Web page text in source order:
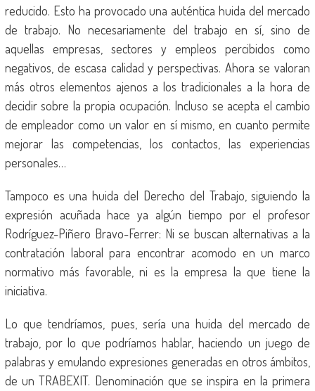
reducido. Esto ha provocado una auténtica huida del mercado
de trabajo. No necesariamente del trabajo en sí, sino de
aquellas empresas, sectores y empleos percibidos como
negativos, de escasa calidad y perspectivas. Ahora se valoran
más otros elementos ajenos a los tradicionales a la hora de
decidir sobre la propia ocupación. Incluso se acepta el cambio
de empleador como un valor en sí mismo, en cuanto permite
mejorar las competencias, los contactos, las experiencias
personales…
Tampoco es una huida del Derecho del Trabajo, siguiendo la
expresión acuñada hace ya algún tiempo por el profesor
Rodríguez-Piñero Bravo-Ferrer: Ni se buscan alternativas a la
contratación laboral para encontrar acomodo en un marco
normativo más favorable, ni es la empresa la que tiene la
iniciativa.
Lo que tendríamos, pues, sería una huida del mercado de
trabajo, por lo que podríamos hablar, haciendo un juego de
palabras y emulando expresiones generadas en otros ámbitos,
de un TRABEXIT. Denominación que se inspira en la primera